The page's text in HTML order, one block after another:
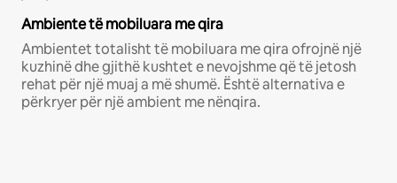
Ambiente të mobiluara me qira
Ambientet totalisht të mobiluara me qira ofrojnë një
kuzhinë dhe gjithë kushtet e nevojshme që të jetosh
rehat për një muaj a më shumë. Është alternativa e
përkryer për një ambient me nënqira.